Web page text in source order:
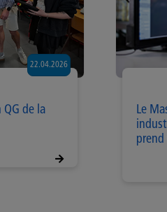
QG de la
22.04.2026
Le